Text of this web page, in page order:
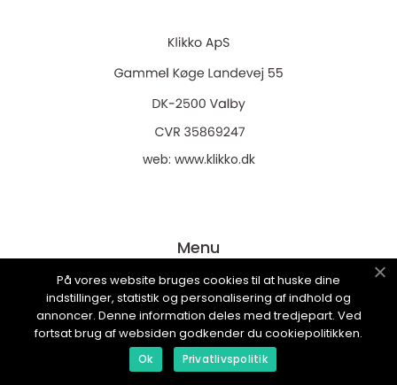
web: www.klikko.dk
Menu
Annonsering
Om oss
Cookies
På vores website bruges cookies til at huske dine
indstillinger, statistik og personalisering af indhold og
annoncer. Denne information deles med tredjepart. Ved
fortsat brug af websiden godkender du cookiepolitikken.
Ok Privatlivspolitik